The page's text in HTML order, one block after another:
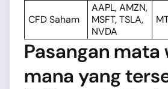
CFD Saham
AAPL, AMZN,
MSFT, TSLA,
NVDA
Pasangan mata
mana yang